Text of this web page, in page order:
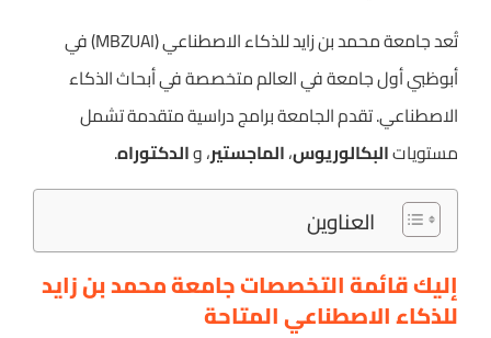
تُعد جامعة محمد بن زايد للذكاء الاصطناعي (MBZUAI) في
أبوظبي أول جامعة في العالم متخصصة في أبحاث الذكاء
الاصطناعي. تقدم الجامعة برامج دراسية متقدمة تشمل
مستوياتالبكالوريوس،الماجستير، والدكتوراه.
العناوين
إليك قائمة التخصصات جامعة محمد بن زايد
للذكاء الاصطناعي المتاحة